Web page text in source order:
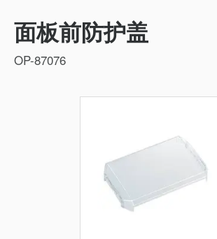
面板前防护盖
OP-87076